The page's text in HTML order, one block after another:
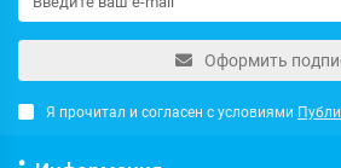
Оформить
Я прочитал и согласен с условиями